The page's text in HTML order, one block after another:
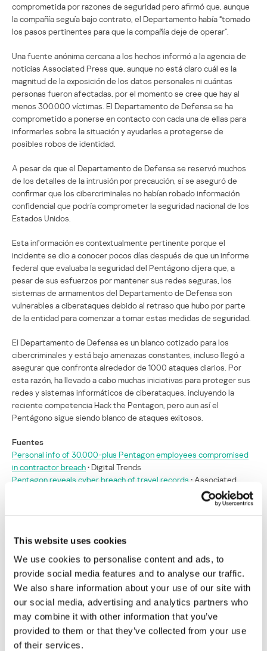
This website uses cookies
We use cookies to personalise content and ads, to
provide social media features and to analyse our traffic.
We also share information about your use of our site with
our social media, advertising and analytics partners who
may combine it with other information that you’ve
provided to them or that they’ve collected from your use
of their services.
comprometida por razones de seguridad pero afirmó que, aunque
la compañía seguía bajo contrato, el Departamento había “tomado
los pasos pertinentes para que la compañía deje de operar”.
Una fuente anónima cercana a los hechos informó a la agencia de
noticias Associated Press que, aunque no está claro cuál es la
magnitud de la exposición de los datos personales ni cuántas
personas fueron afectadas, por el momento se cree que hay al
menos 300.000 víctimas. El Departamento de Defensa se ha
comprometido a ponerse en contacto con cada una de ellas para
informarles sobre la situación y ayudarles a protegerse de
posibles robos de identidad.
A pesar de que el Departamento de Defensa se reservó muchos
de los detalles de la intrusión por precaución, sí se aseguró de
confirmar que los cibercriminales no habían robado información
confidencial que podría comprometer la seguridad nacional de los
Estados Unidos.
Esta información es contextualmente pertinente porque el
incidente se dio a conocer pocos días después de que un informe
federal que evaluaba la seguridad del Pentágono dijera que, a
pesar de sus esfuerzos por mantener sus redes seguras, los
sistemas de armamentos del Departamento de Defensa son
vulnerables a ciberataques debido al retraso que hubo por parte
de la entidad para comenzar a tomar estas medidas de seguridad.
El Departamento de Defensa es un blanco cotizado para los
cibercriminales y está bajo amenazas constantes, incluso llegó a
asegurar que confronta alrededor de 1000 ataques diarios. Por
esta razón, ha llevado a cabo muchas iniciativas para proteger sus
redes y sistemas informáticos de ciberataques, incluyendo la
reciente competencia Hack the Pentagon, pero aun así el
Pentágono sigue siendo blanco de ataques exitosos.
Fuentes
Personal info of 30,000-plus Pentagon employees compromised
in contractor breach• Digital Trends
Pentagon reveals cyber breach of travel records • Associated
Pentagon Data Breach Exposes up to 30,000 Travel Records•
Cibercriminales roban los registros de viajes
de funcionarios del Pentágono
Su dirección de correo electrónico no será publicada. Los
campos obligatorios están marcados con*